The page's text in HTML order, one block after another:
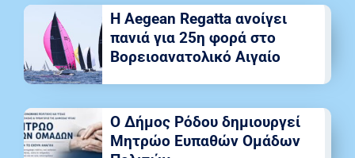
Η Aegean Regatta ανοίγει
πανιά για 25η φορά στο
Βορειοανατολικό Αιγαίο
Ο Δήμος Ρόδου δημιουργεί
Μητρώο Ευπαθών Ομάδων